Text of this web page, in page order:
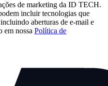
de marketing da ID TECH.
incluir tecnologias que
aberturas de e-mail e
em nossa Política de